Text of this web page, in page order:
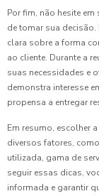
Por fim, não hesite
de tomar sua
clara sobre a forma
ao cliente. Durante a
suas necessidades e
demonstra interesse
propensa a entregar
Em resumo, escolher
diversos fatores,
utilizada, gama de
seguir essas dicas,
informada e garantir